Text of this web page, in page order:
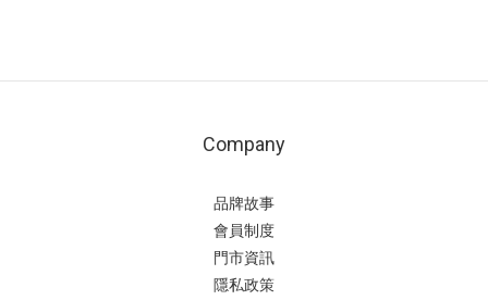
Company
品牌故事
會員制度
門市資訊
隱私政策